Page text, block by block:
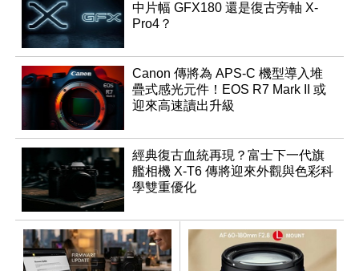
中片幅 GFX180 還是復古旁軸 X-
Pro4？
Canon 傳將為 APS-C 機型導入堆
疊式感光元件！EOS R7 Mark II 或
迎來高速讀出升級
經典復古血統再現？富士下一代旗
艦相機 X-T6 傳將迎來外觀與色彩科
學雙重優化